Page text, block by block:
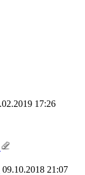
17:26
09.10.2018 21:07